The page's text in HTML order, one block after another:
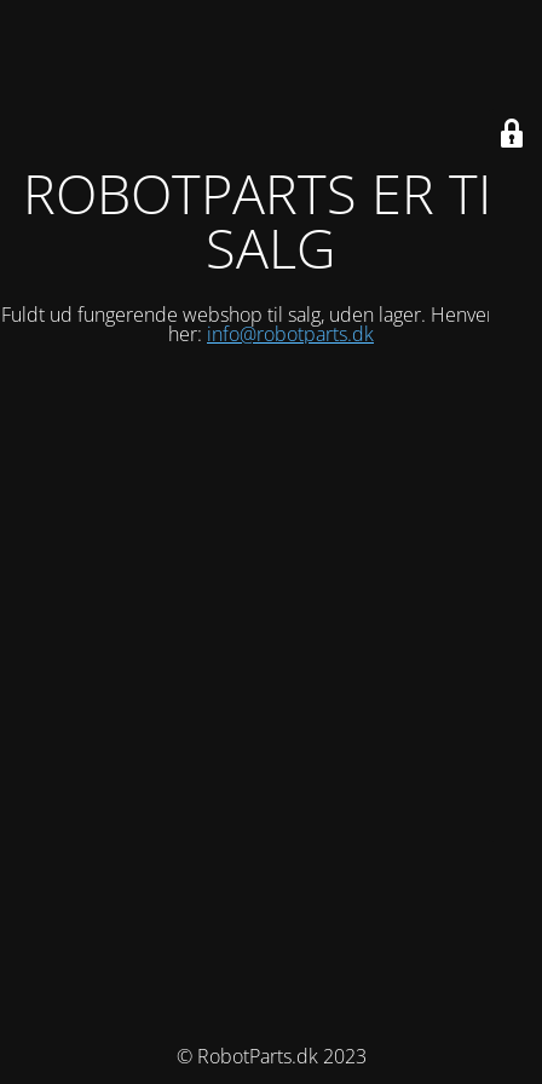
ROBOTPARTS ER TIL
SALG
Fuldt ud fungerende webshop til salg, uden lager. Henvend dig
her: info@robotparts.dk
© RobotParts.dk 2023